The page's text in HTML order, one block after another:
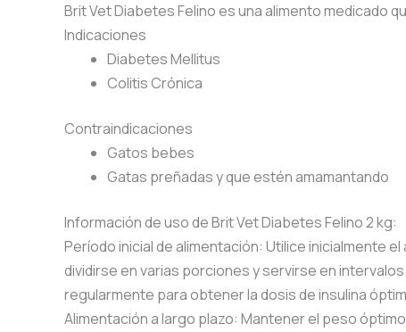
Brit Vet Diabetes Felino es una alimento medicado
Indicaciones
Diabetes Mellitus
Colitis Crónica
Contraindicaciones
Gatos bebes
Gatas preñadas y que estén amamantando
Información de uso de Brit Vet Diabetes Felino 2 kg:
Período inicial de alimentación: Utilice inicialmente
dividirse en varias porciones y servirse en
regularmente para obtener la dosis de insulina
Alimentación a largo plazo: Mantener el peso